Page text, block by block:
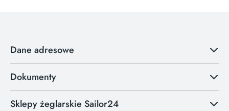
Dane adresowe
Dokumenty
Sklepy żeglarskie Sailor24